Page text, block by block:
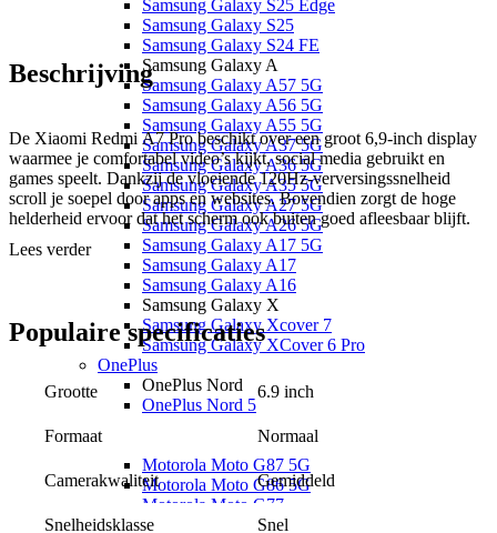
Samsung Galaxy S25 Edge
Samsung Galaxy S25
Samsung Galaxy S24 FE
Samsung Galaxy A
Samsung Galaxy A57 5G
Samsung Galaxy A56 5G
Samsung Galaxy A55 5G
Samsung Galaxy A37 5G
Samsung Galaxy A36 5G
Samsung Galaxy A35 5G
Samsung Galaxy A27 5G
Samsung Galaxy A26 5G
Samsung Galaxy A17 5G
Samsung Galaxy A17
Samsung Galaxy A16
Samsung Galaxy X
Samsung Galaxy Xcover 7
Samsung Galaxy XCover 6 Pro
OnePlus
OnePlus Nord
OnePlus Nord 5
Motorola Moto G
Motorola Moto G87 5G
Motorola Moto G86 5G
Motorola Moto G77
Motorola Moto G67
Beschrijving
De Xiaomi Redmi A7 Pro beschikt over een groot 6,9-inch display
waarmee je comfortabel video’s kijkt, social media gebruikt en
games speelt. Dankzij de vloeiende 120Hz-verversingssnelheid
scroll je soepel door apps en websites. Bovendien zorgt de hoge
helderheid ervoor dat het scherm ook buiten goed afleesbaar blijft.
Betrouwbare prestaties voor elke dag
Onder de motorkap vind je een krachtige octa-core processor die
moeiteloos dagelijkse taken verwerkt. Denk aan appen, browsen,
streamen en multitasken. In combinatie met 4GB werkgeheugen en
64GB opslagruimte heb je voldoende ruimte voor je apps, foto’s en
bestanden. Via een microSD-kaart breid je het geheugen eenvoudig
Maak eenvoudig mooie foto’s
Met de 13 megapixel AI-camera leg je jouw favoriete momenten
gemakkelijk vast. De camera beschikt over handige functies zoals
Lees verder
Populairespecificaties
Grootte 6.9 inch
Formaat Normaal
Camerakwaliteit Gemiddeld
Snelheidsklasse Snel